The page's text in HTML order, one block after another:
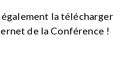
la télécharger
de la Conférence !